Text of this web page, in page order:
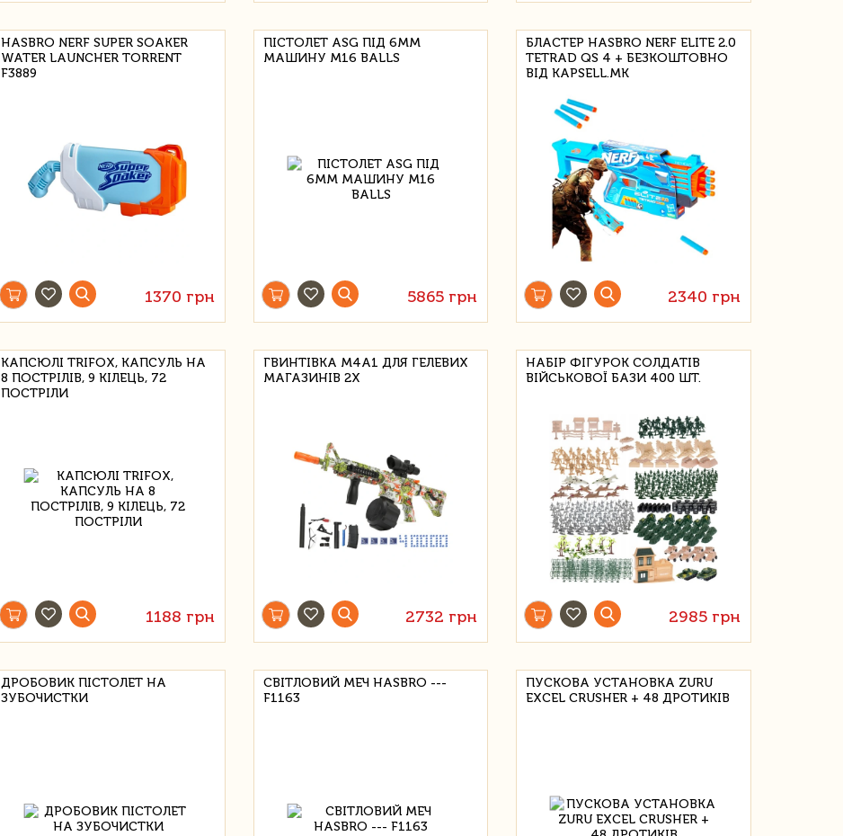
HASBRO NERF SUPER SOAKER
WATER LAUNCHER TORRENT
F3889
1370 грн
ПІСТОЛЕТ ASG ПІД 6ММ
МАШИНУ M16 BALLS
5865 грн
БЛАСТЕР HASBRO NERF ELITE 2.0
TETRAD QS 4 + БЕЗКОШТОВНО
ВІД KAPSELL.MK
2340 грн
КАПСЮЛІ TRIFOX, КАПСУЛЬ НА
8 ПОСТРІЛІВ, 9 КІЛЕЦЬ, 72
ПОСТРІЛИ
1188 грн
ГВИНТІВКА M4A1 ДЛЯ ГЕЛЕВИХ
МАГАЗИНІВ 2Х
2732 грн
НАБІР ФІГУРОК СОЛДАТІВ
ВІЙСЬКОВОЇ БАЗИ 400 ШТ.
2985 грн
ДРОБОВИК ПІСТОЛЕТ НА
ЗУБОЧИСТКИ
СВІТЛОВИЙ МЕЧ HASBRO ---
F1163
ПУСКОВА УСТАНОВКА ZURU
EXCEL CRUSHER + 48 ДРОТИКІВ